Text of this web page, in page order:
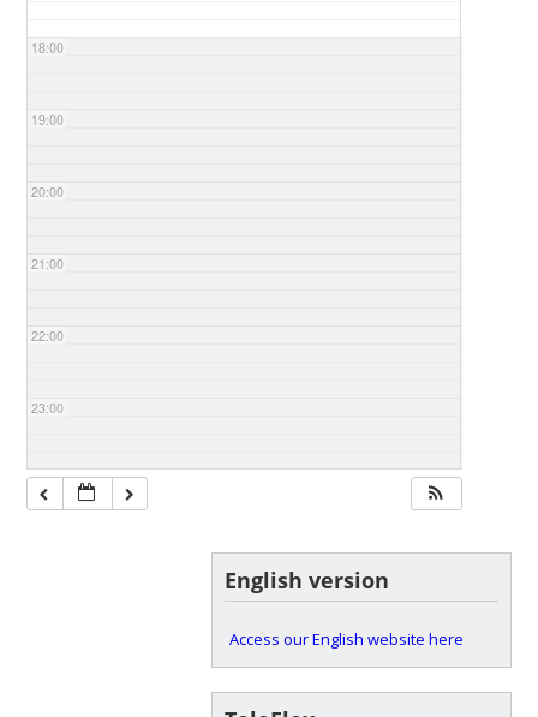
18:00
19:00
20:00
21:00
22:00
23:00
English version
Access our English website here